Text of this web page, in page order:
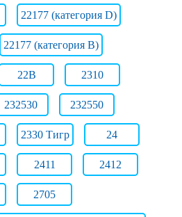
22177 (категория D)
22177 (категория В)
22B 2310
232530 232550
2330 Тигр 24
2411 2412
2705